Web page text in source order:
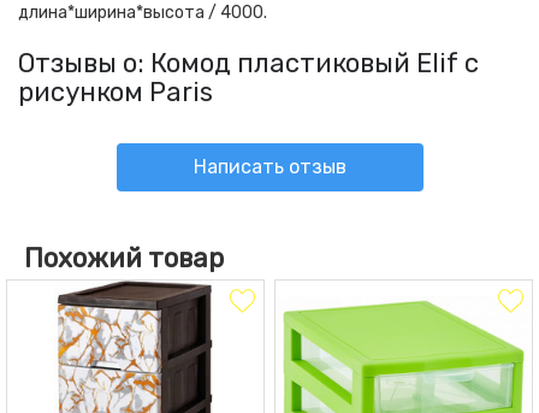
длина*ширина*высота / 4000.
Отзывы о: Комод пластиковый Elif с
рисунком Paris
Написать отзыв
Похожий товар